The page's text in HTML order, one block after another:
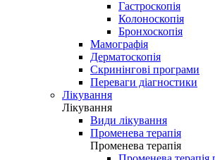
Гастроскопія
Колоноскопія
Бронхоскопія
Мамографія
Дерматоскопія
Скринінгові програми
Переваги діагностики
Лікування
Лікування
Види лікування
Променева терапія
Променева терапія